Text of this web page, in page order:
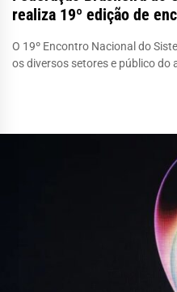
realiza 19º edição de
O 19º Encontro Nacional do
os diversos setores e público do